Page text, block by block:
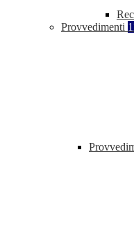
Provvedimenti